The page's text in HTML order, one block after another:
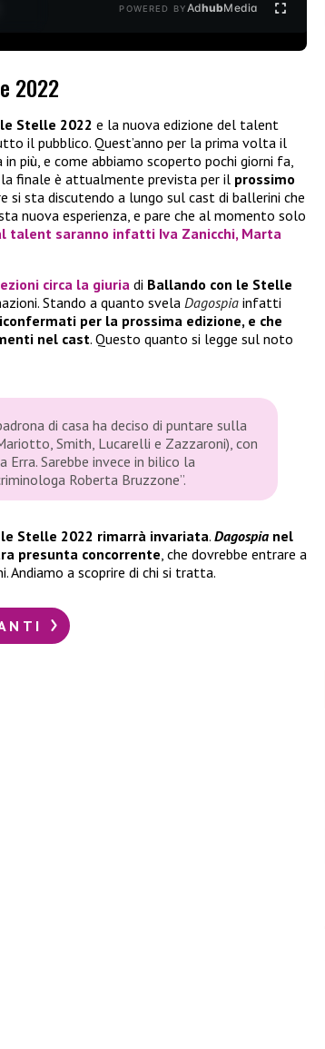
POWERED BYAdhubMedia
2022
Stelle 2022 e la nuova edizione del talent
il pubblico. Quest’anno per la prima volta il
più, e come abbiamo scoperto pochi giorni fa,
finale è attualmente prevista per il prossimo
si sta discutendo a lungo sul cast di ballerini che
nuova esperienza, e pare che al momento solo
talent saranno infatti Iva Zanicchi, Marta
circa la giuria di Ballando con le Stelle
Stando a quanto svela Dagospia infatti
per la prossima edizione, e che
nel cast. Questo quanto si legge sul noto
di casa ha deciso di puntare sulla
Smith, Lucarelli e Zazzaroni), con
Sarebbe invece in bilico la
Roberta Bruzzone”.
Stelle 2022 rimarrà invariata. Dagospia nel
presunta concorrente, che dovrebbe entrare a
a scoprire di chi si tratta.